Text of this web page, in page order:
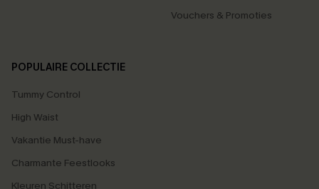
Vouchers & Promoties
POPULAIRE COLLECTIE
Tummy Control
High Waist
Vakantie Must-have
Charmante Feestlooks
Kleuren Schitteren